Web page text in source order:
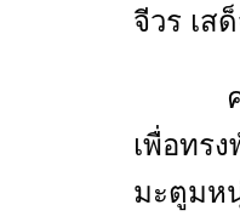
จีวร เส
ครั้นเ
เพื่อทร
มะตูมห